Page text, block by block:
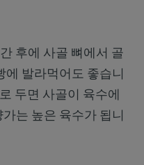
후에 사골 뼈에서 골
에 발라먹어도 좋습니
두면 사골이 육수에
는 높은 육수가 됩니